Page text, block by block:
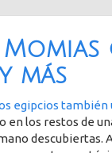
más
egipcios
en los restos de
descubiertas.